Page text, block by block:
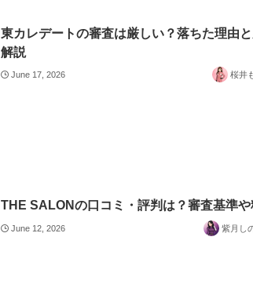
東カレデートの審査は厳しい？落ちた理由
解説
June 17, 2026 桜井
THE SALONの口コミ・評判は？審査基準
June 12, 2026 紫月し